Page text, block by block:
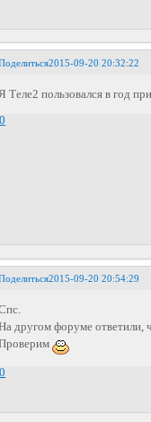
2015-09-20 20:32:22
Теле2 пользовался в год
0
2015-09-20 20:54:29
другом форуме ответили,
0